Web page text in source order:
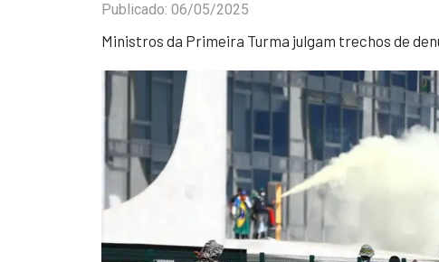
Publicado: 06/05/2025
Ministros da Primeira Turma julgam trechos de